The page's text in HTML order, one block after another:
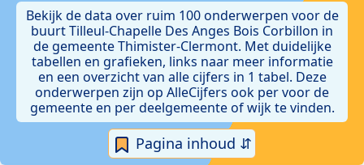
Bekijk de data over ruim 100 onderwerpen voor de
buurt Tilleul-Chapelle Des Anges Bois Corbillon in
de gemeente Thimister-Clermont. Met duidelijke
tabellen en grafieken, links naar meer informatie
en een overzicht van alle cijfers in 1 tabel. Deze
onderwerpen zijn op AlleCijfers ook per voor de
gemeente en per deelgemeente of wijk te vinden.
Pagina inhoud ⇵